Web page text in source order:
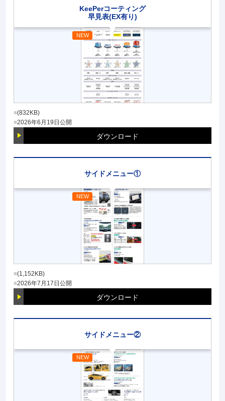
KeePerコーティング
早見表(EX有り)
(832KB)
2026年6月19日公開
ダウンロード
サイドメニュー①
(1,152KB)
2026年7月17日公開
ダウンロード
サイドメニュー②